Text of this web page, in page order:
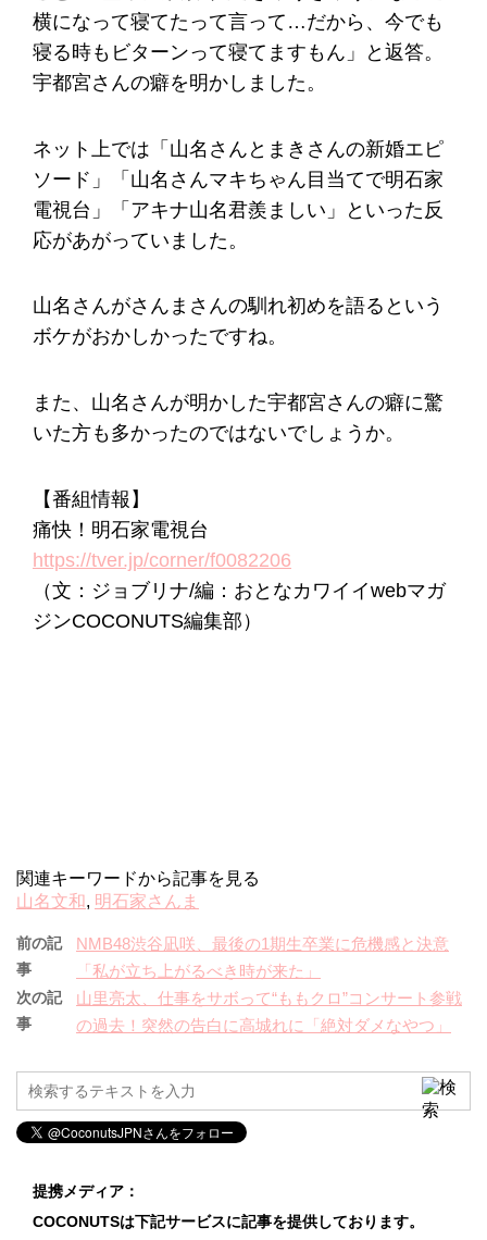
横になって寝てたって言って…だから、今でも
寝る時もビターンって寝てますもん」と返答。
宇都宮さんの癖を明かしました。
ネット上では「山名さんとまきさんの新婚エピ
ソード」「山名さんマキちゃん目当てで明石家
電視台」「アキナ山名君羨ましい」といった反
応があがっていました。
山名さんがさんまさんの馴れ初めを語るという
ボケがおかしかったですね。
また、山名さんが明かした宇都宮さんの癖に驚
いた方も多かったのではないでしょうか。
【番組情報】
痛快！明石家電視台
https://tver.jp/corner/f0082206
（文：ジョブリナ/編：おとなカワイイwebマガ
ジンCOCONUTS編集部）
関連キーワードから記事を見る
山名文和, 明石家さんま
前の記
事
NMB48渋谷凪咲、最後の1期生卒業に危機感と決意
「私が立ち上がるべき時が来た」
次の記
事
山里亮太、仕事をサボって“ももクロ”コンサート参戦
の過去！突然の告白に高城れに「絶対ダメなやつ」
提携メディア：
COCONUTSは下記サービスに記事を提供しております。